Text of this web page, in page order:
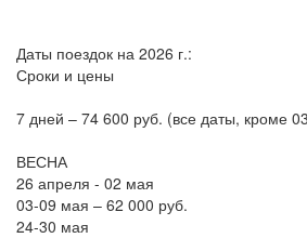
Даты поездок на 2026 г.:
Сроки и цены
7 дней – 74 600 руб. (все даты, кроме
ВЕСНА
26 апреля - 02 мая
03-09 мая – 62 000 руб.
24-30 мая